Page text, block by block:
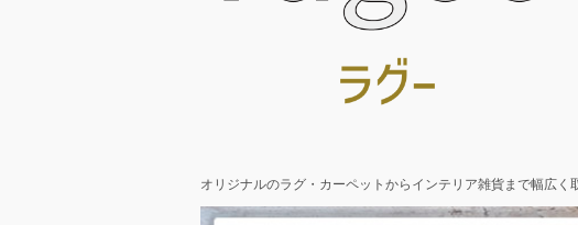
オリジナルのラグ・カーペットからインテリア雑貨まで幅広く